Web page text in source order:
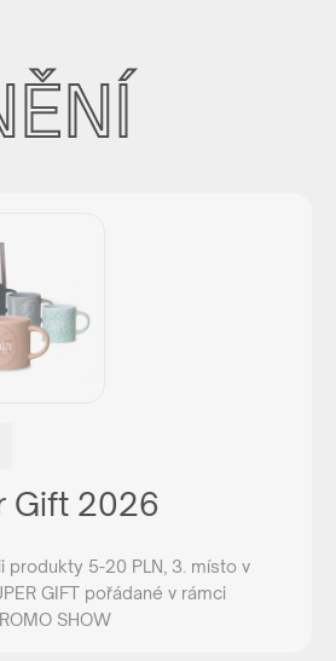
Gift 2026
produkty 5-20 PLN, 3. místo v
GIFT pořádané v rámci
SHOW